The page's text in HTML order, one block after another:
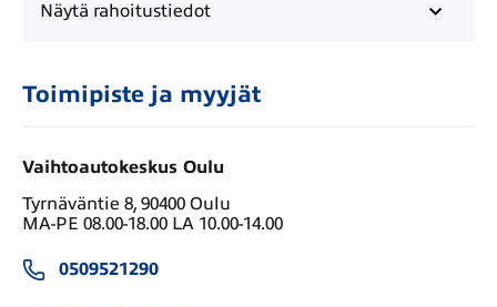
Näytä rahoitustiedot
Toimipiste ja myyjät
Vaihtoautokeskus Oulu
Tyrnäväntie 8, 90400 Oulu
MA-PE 08.00-18.00 LA 10.00-14.00
0509521290